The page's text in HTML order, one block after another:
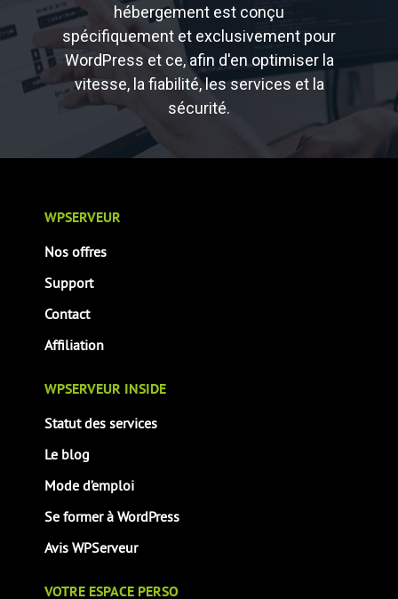
hébergement est conçu
spécifiquement et exclusivement pour
WordPress et ce, afin d'en optimiser la
vitesse, la fiabilité, les services et la
sécurité.
WPSERVEUR
Nos offres
Support
Contact
Affiliation
WPSERVEUR INSIDE
Statut des services
Le blog
Mode d’emploi
Se former à WordPress
Avis WPServeur
VOTRE ESPACE PERSO